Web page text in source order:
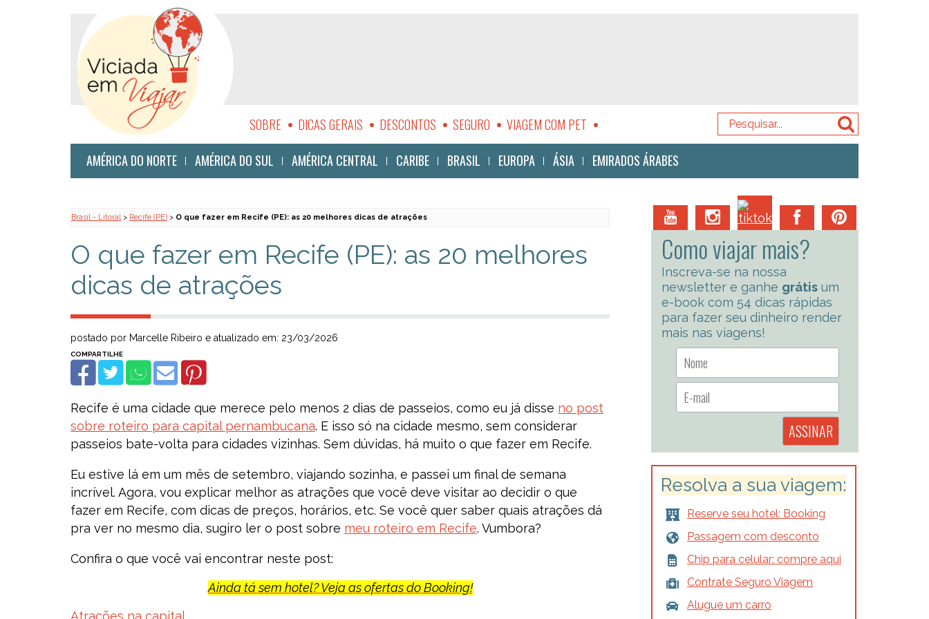
SOBRE DICAS GERAIS DESCONTOS SEGURO
VIAGEM COM PET
SUSTENTABILIDADE
AMÉRICA DO NORTE AMÉRICA DO SUL AMÉRICA CENTRAL CARIBE BRASIL EUROPA ÁSIA EMIRADOS ÁRABES
Brasil - Litoral> Recife (PE) > O que fazer em Recife (PE): as 20 melhores dicas de atrações
O que fazer em Recife (PE): as 20 melhores
dicas de atrações
postado por Marcelle Ribeiro e atualizado em: 23/03/2026
Recife é uma cidade que merece pelo menos 2 dias de passeios, como eu já disse no post
sobre roteiro para capital pernambucana. E isso só na cidade mesmo, sem considerar
passeios bate-volta para cidades vizinhas. Sem dúvidas, há muito o que fazer em Recife.
Eu estive lá em um mês de setembro, viajando sozinha, e passei um final de semana
incrível. Agora, vou explicar melhor as atrações que você deve visitar ao decidir o que
fazer em Recife, com dicas de preços, horários, etc. Se você quer saber quais atrações dá
pra ver no mesmo dia, sugiro ler o post sobre meu roteiro em Recife. Vumbora?
Confira o que você vai encontrar neste post:
Ainda tá sem hotel? Veja as ofertas do Booking!
Atrações na capital
Como viajar mais?
Inscreva-se na nossa
newsletter e ganhe grátis um
e-book com 54 dicas rápidas
para fazer seu dinheiro render
mais nas viagens!
Resolva a sua viagem:
Reserve seu hotel: Booking
Passagem com desconto
Chip para celular: compre aqui
Contrate Seguro Viagem
Alugue um carro